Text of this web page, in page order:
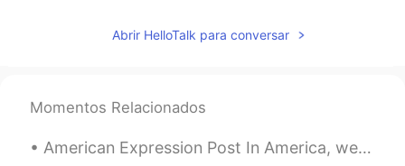
김상우 kim sang woo 2020.06.07 07:48
빅끼 내 생각에는 성격51 외모 49다. 성격이
벨로면 남은인생 골로 간다ㅋㅋㅋㅋ
JJ 2020.06.06 11:40
Abrir HelloTalk para conversar
Momentos Relacionados
American Expression Post In America, we often use the expression “I hear you” to say that you und...